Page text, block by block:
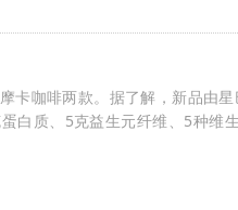
卡咖啡两款。据了解，新品由
白质、5克益生元纤维、5种维